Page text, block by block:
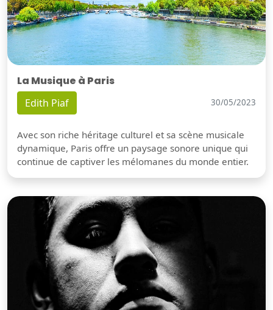
La Musique à Paris
Edith Piaf 30/05/2023
Avec son riche héritage culturel et sa scène musicale
dynamique, Paris offre un paysage sonore unique qui
continue de captiver les mélomanes du monde entier.